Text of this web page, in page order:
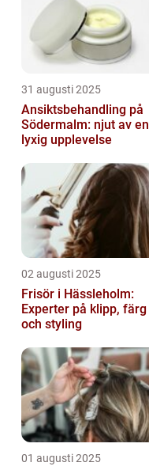
31 augusti 2025
Ansiktsbehandling på
Södermalm: njut av en
lyxig upplevelse
02 augusti 2025
Frisör i Hässleholm:
Experter på klipp, färg
och styling
01 augusti 2025